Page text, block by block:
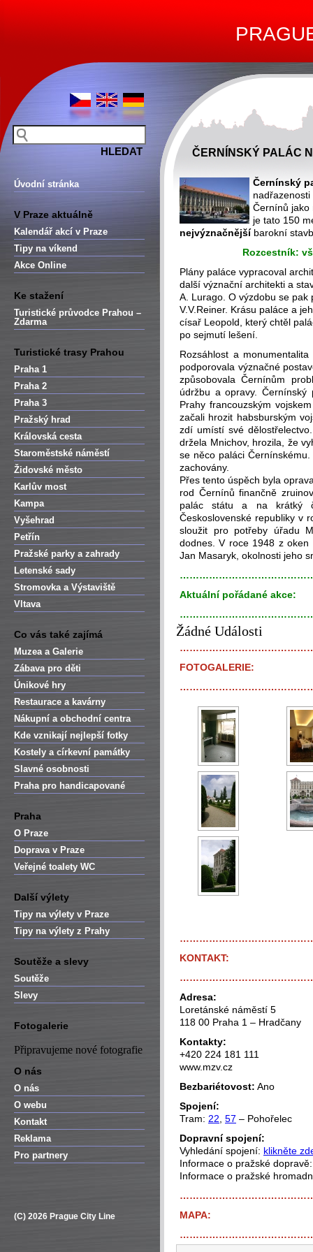
Úvodní stránka
V Praze aktuálně
Kalendář akcí v Praze
Tipy na víkend
Akce Online
Ke stažení
Turistické průvodce Prahou –
Zdarma
Turistické trasy Prahou
Praha 1
Praha 2
Praha 3
Pražský hrad
Královská cesta
Staroměstské náměstí
Židovské město
Karlův most
Kampa
Vyšehrad
Petřín
Pražské parky a zahrady
Letenské sady
Stromovka a Výstaviště
Vltava
Co vás také zajímá
Muzea a Galerie
Zábava pro děti
Únikové hry
Restaurace a kavárny
Nákupní a obchodní centra
Kde vznikají nejlepší fotky
Kostely a církevní památky
Slavné osobnosti
Praha pro handicapované
Praha
O Praze
Doprava v Praze
Veřejné toalety WC
Další výlety
Tipy na výlety v Praze
Tipy na výlety z Prahy
Soutěže a slevy
Soutěže
Slevy
Fotogalerie
Připravujeme nové fotografie
O nás
O nás
O webu
Kontakt
Reklama
Pro partnery
(C) 2026 Prague City Line
ČERNÍNSKÝ PALÁC
Černínský
Černínů
je tato 150
nejvýznačnějšíbarokní
Rozcestník:
Plány paláce vypracoval
další význační architekti a
A. Lurago. O výzdobu se
V.V.Reiner. Krásu paláce a
císař Leopold, který chtěl
po sejmutí lešení.
Rozsáhlost a
podporovala význačné
způsobovala Černínům
údržbu a opravy.
Prahy francouzským
začali hrozit habsburským
zdí umístí své
držela Mnichov, hrozila, že
se něco paláci
zachovány.
Přes tento úspěch byla
rod Černínů finančně
palác státu a na krátký
Československé republiky v
sloužit pro potřeby úřadu
dodnes. V roce 1948 z
Jan Masaryk, okolnosti jeho
Aktuální pořádané akce:
Žádné Události
FOTOGALERIE:
KONTAKT:
Adresa:
Loretánské náměstí 5
118 00 Praha 1 – Hradčany
Kontakty:
+420 224 181 111
www.mzv.cz
Bezbariétovost: Ano
Spojení:
Tram: 22 57 – Pohořelec
Dopravní spojení:
Vyhledání spojení: klikněte
Informace o pražské
Informace o pražské
MAPA: